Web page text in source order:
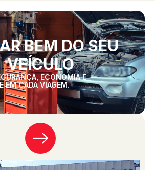
BEM DO SEU
VEÍCULO
ECONOMIA E
EM CADA VIAGEM.